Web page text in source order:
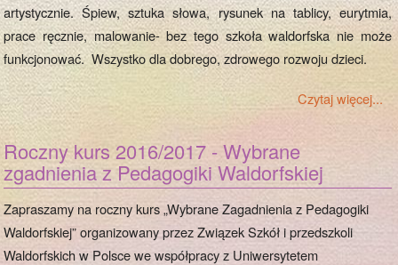
artystycznie. Śpiew, sztuka słowa, rysunek na tablicy, eurytmia,
prace ręcznie, malowanie- bez tego szkoła waldorfska nie może
funkcjonować. Wszystko dla dobrego, zdrowego rozwoju dzieci.
Czytaj więcej...
Roczny kurs 2016/2017 - Wybrane
zgadnienia z Pedagogiki Waldorfskiej
Zapraszamy na roczny kurs „Wybrane Zagadnienia z Pedagogiki
Waldorfskiej” organizowany przez Związek Szkół i przedszkoli
Waldorfskich w Polsce we współpracy z Uniwersytetem